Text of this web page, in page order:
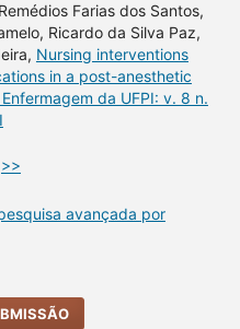
Farias dos Santos,
Ricardo da Silva Paz,
Nursing interventions
in a post-anesthetic
da UFPI: v. 8 n.
>>
avançada por